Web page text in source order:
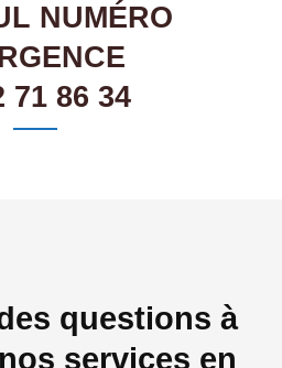
NUMÉRO
71 86 34
questions à
services en